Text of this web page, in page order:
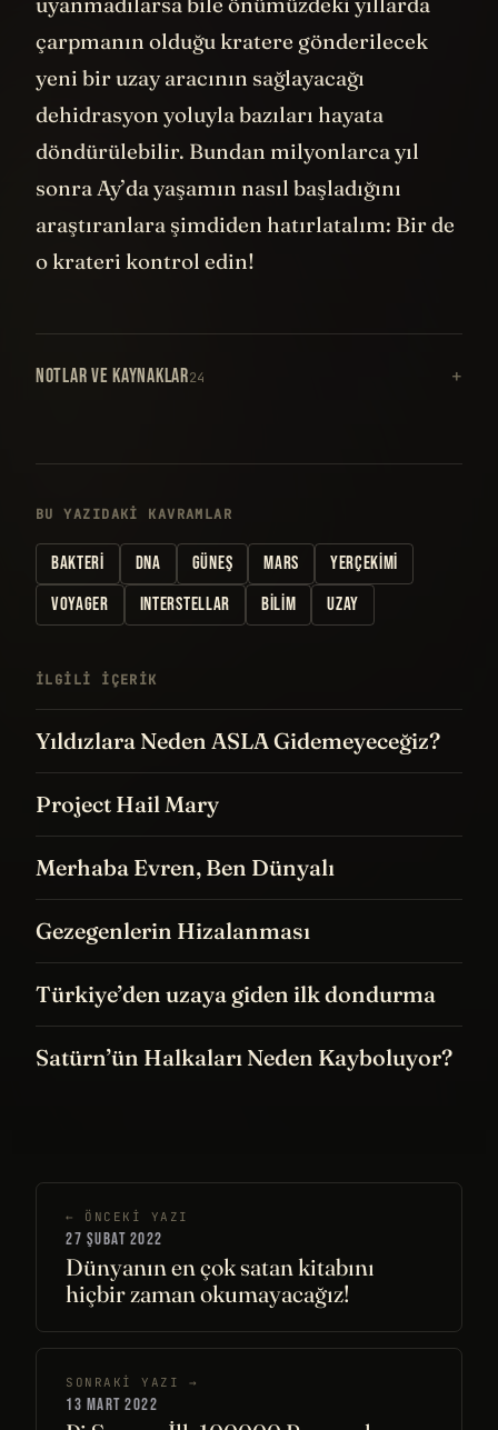
çarpmanın olduğu kratere gönderilecek
yeni bir uzay aracının sağlayacağı
dehidrasyon yoluyla bazıları hayata
döndürülebilir. Bundan milyonlarca yıl
sonra Ay’da yaşamın nasıl başladığını
araştıranlara şimdiden hatırlatalım: Bir de
o krateri kontrol edin!
NOTLAR VE KAYNAKLAR24
BU YAZIDAKI KAVRAMLAR
BAKTERI DNA GÜNEŞ MARS
YERÇEKIMI
VOYAGER
INTERSTELLAR BILIM UZAY
İLGILI IÇERIK
Yıldızlara Neden ASLA Gidemeyeceğiz?
Project Hail Mary
Merhaba Evren, Ben Dünyalı
Gezegenlerin Hizalanması
Türkiye’den uzaya giden ilk dondurma
Satürn’ün Halkaları Neden Kayboluyor?
← ÖNCEKI YAZI
27 ŞUBAT 2022
Dünyanın en çok satan kitabını
hiçbir zaman okumayacağız!
SONRAKI YAZI →
13 MART 2022